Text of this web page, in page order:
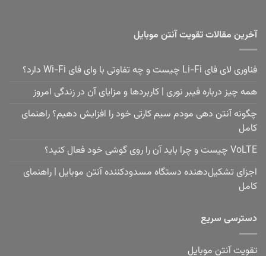
آخرین مقالات تقویت آنتن موبایل
فناوری لای فای Li-Fi چیست و چه تفاوتی با وای فای Wi-Fi دارد؟
همه چیز درباره فیبر نوری | کاربردها و مزایای آن در زندگی امروز
چگونه آنتن دهی مودم سیم کارتی خود را افزایش دهیم؟ راهنمای
کامل
VoLTE چیست و چرا باید آن را روی گوشی خود فعال کنید؟
اجزای تشکیل‌دهنده دستگاه مسدودکننده آنتن موبایل | راهنمای
کامل
دسترسی سریع
تقویت آنتن موبایل